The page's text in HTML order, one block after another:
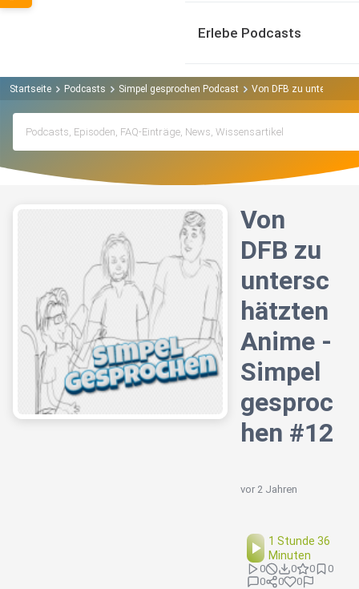
Erlebe Podcasts
Startseite Podcasts Simpel gesprochen Podcast Von DFB zu
Von
DFB zu
untersc
hätzten
Anime -
Simpel
gesproc
hen #12
vor 2 Jahren
1 Stunde 36
Minuten
0 0 0
0
0
0 0